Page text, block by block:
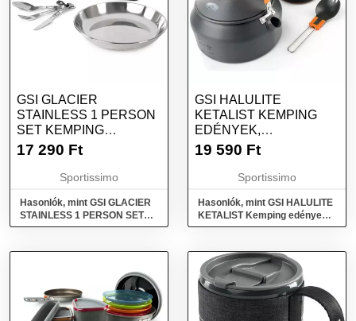
GSI GLACIER
STAINLESS 1 PERSON
SET KEMPING
EDÉNYEK, EZÜST,
17 290 Ft
Sportissimo
Hasonlók, mint GSI GLACIER
STAINLESS 1 PERSON SET
Kemping edények, ezüst,
GSI HALULITE
KETALIST KEMPING
EDÉNYEK,
SÖTÉTSZÜRKE,
19 590 Ft
Sportissimo
Hasonlók, mint GSI HALULITE
KETALIST Kemping edények,
sötétszürke, méret